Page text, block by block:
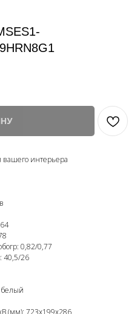
вашего интерьера
0,82/0,77
40,5/26
белый